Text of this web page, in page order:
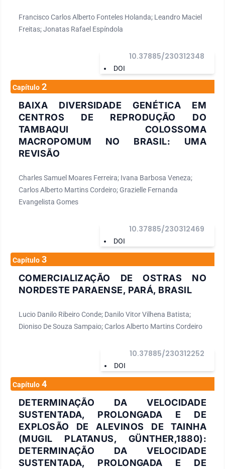
Francisco Carlos Alberto Fonteles Holanda; Leandro Maciel
Freitas; Jonatas Rafael Espíndola
DOI
10.37885/230312348
Capítulo 2
BAIXA DIVERSIDADE GENÉTICA EM
CENTROS DE REPRODUÇÃO DO
TAMBAQUI COLOSSOMA
MACROPOMUM NO BRASIL: UMA
REVISÃO
Charles Samuel Moares Ferreira; Ivana Barbosa Veneza;
Carlos Alberto Martins Cordeiro; Grazielle Fernanda
Evangelista Gomes
DOI
10.37885/230312469
Capítulo 3
COMERCIALIZAÇÃO DE OSTRAS NO
NORDESTE PARAENSE, PARÁ, BRASIL
Lucio Danilo Ribeiro Conde; Danilo Vitor Vilhena Batista;
Dioniso De Souza Sampaio; Carlos Alberto Martins Cordeiro
DOI
10.37885/230312252
Capítulo 4
DETERMINAÇÃO DA VELOCIDADE
SUSTENTADA, PROLONGADA E DE
EXPLOSÃO DE ALEVINOS DE TAINHA
(MUGIL PLATANUS, GÜNTHER,1880):
DETERMINAÇÃO DA VELOCIDADE
SUSTENTADA, PROLONGADA E DE